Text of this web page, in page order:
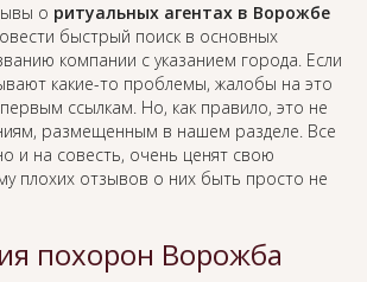
о ритуальных агентах в Ворожбе
быстрый поиск в основных
компании с указанием города. Если
какие-то проблемы, жалобы на это
ссылкам. Но, как правило, это не
размещенным в нашем разделе. Все
и на совесть, очень ценят свою
плохих отзывов о них быть просто не
похорон Ворожба